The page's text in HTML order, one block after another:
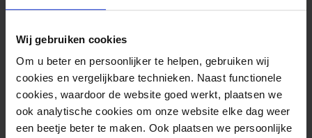
Wij gebruiken cookies
Om u beter en persoonlijker te helpen, gebruiken wij
cookies en vergelijkbare technieken. Naast functionele
cookies, waardoor de website goed werkt, plaatsen we
ook analytische cookies om onze website elke dag weer
een beetje beter te maken. Ook plaatsen we persoonlijke